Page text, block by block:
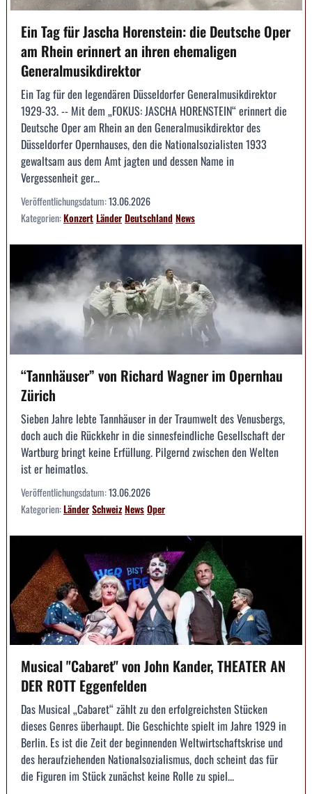
Ein Tag für Jascha Horenstein: die Deutsche Oper
am Rhein erinnert an ihren ehemaligen
Generalmusikdirektor
Ein Tag für den legendären Düsseldorfer Generalmusikdirektor
1929-33. -- Mit dem „FOKUS: JASCHA HORENSTEIN“ erinnert die
Deutsche Oper am Rhein an den Generalmusikdirektor des
Düsseldorfer Opernhauses, den die Nationalsozialisten 1933
gewaltsam aus dem Amt jagten und dessen Name in
Vergessenheit ger...
Veröffentlichungsdatum:13.06.2026
Kategorien:KonzertLänderDeutschlandNews
“Tannhäuser” von Richard Wagner im Opernhau
Zürich
Sieben Jahre lebte Tannhäuser in der Traumwelt des Venusbergs,
doch auch die Rückkehr in die sinnesfeindliche Gesellschaft der
Wartburg bringt keine Erfüllung. Pilgernd zwischen den Welten
ist er heimatlos.
Veröffentlichungsdatum:13.06.2026
Kategorien:LänderSchweizNewsOper
Musical "Cabaret" von John Kander, THEATER AN
DER ROTT Eggenfelden
Das Musical „Cabaret“ zählt zu den erfolgreichsten Stücken
dieses Genres überhaupt. Die Geschichte spielt im Jahre 1929 in
Berlin. Es ist die Zeit der beginnenden Weltwirtschaftskrise und
des heraufziehenden Nationalsozialismus, doch scheint das für
die Figuren im Stück zunächst keine Rolle zu spiel...